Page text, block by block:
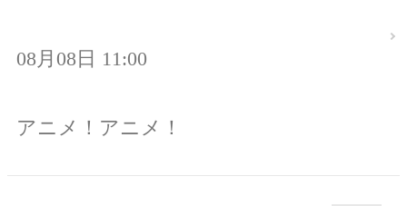
08月08日 11:00
アニメ！アニメ！